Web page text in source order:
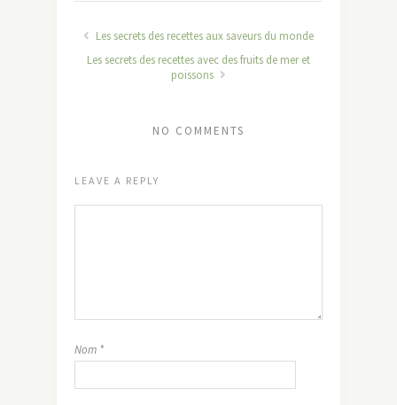
Les secrets des recettes aux saveurs du monde
Les secrets des recettes avec des fruits de mer et
poissons
NO COMMENTS
LEAVE A REPLY
Nom *